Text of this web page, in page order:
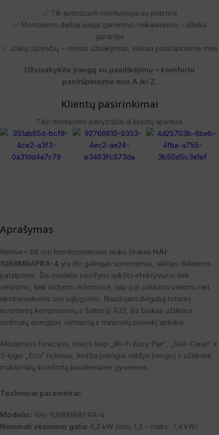
✅ Tik autorizuoti montuotojai su patirtimi
✅ Montavimo darbai pagal gamintojo reikalavimus – išlieka
garantija
✅ Jokių rūpesčių – vienas užsakymas, viskuo pasirūpinsime mes
Užsisakykite įrangą su pasitikėjimu – komfortu
pasirūpinsime nuo A iki Z.
Klientų pasirinkimai
Tikri montavimo pavyzdžiai iš klientų aplinkos
Aprašymas
Revive+ 68 oro kondicionieriaus lauko blokas HAI-
1U68MRAFRA-4 yra itin galingas sprendimas, skirtas didelėms
patalpoms. Šis modelis pasižymi aukštu efektyvumu tiek
vėsinimo, tiek šildymo režimuose, taip pat patikimu veikimu net
ekstremaliomis oro sąlygomis. Naudojant dvigubą rotorinį
inverterinį kompresorių ir šaltnešį R32, šis blokas užtikrina
optimalų energijos vartojimą ir minimalų poveikį aplinkai.
Modernios funkcijos, tokios kaip „Wi-Fi Easy Pair“, „Self-Clean“ ir
3-lygio „Eco“ režimas, leidžia patogiai valdyti įrenginį ir užtikrinti
maksimalų komfortą kasdieniame gyvenime.
Techniniai parametrai:
Modelis: HAI-1U68MRAFRA-4
Nominali vėsinimo galia: 6,2 kW (min. 1,3 – maks. 7,4 kW)